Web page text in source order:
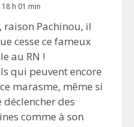
h 01 min
raison Pachinou, il
cesse ce fameux
au RN !
qui peuvent encore
marasme, même si
déclencher des
comme à son